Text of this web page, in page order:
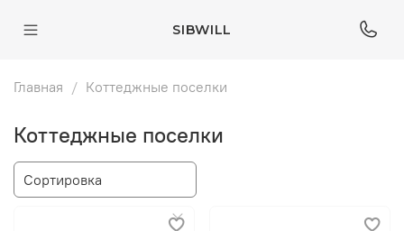
SIBWILL
Главная Коттеджные поселки
Коттеджные поселки